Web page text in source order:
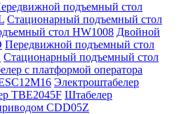
подъемный стол
Стационарный подъемный стол
стол HW1008 Двойной
Передвижной подъемный стол
Стационарный подъемный стол
с платформой оператора
Электроштабелер
TBE2045F Штабелер
CDD05Z